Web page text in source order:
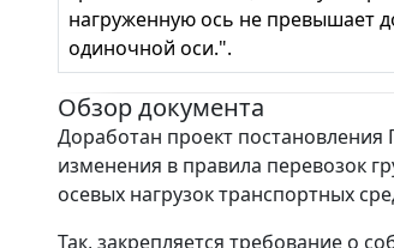
нагруженную ось не превышает
одиночной оси.".
Обзор документа
Доработан проект
изменения в правила перевозок
осевых нагрузок транспортных
Так, закрепляется требование о